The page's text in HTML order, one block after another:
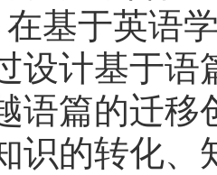
基于英语
设计基于
语篇的迁移
识的转化、